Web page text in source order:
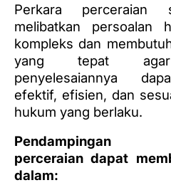
Perkara perceraian
melibatkan persoalan
kompleks dan
yang tepat
penyelesaiannya
efektif, efisien, dan
hukum yang berlaku.
Pendampingan
perceraian dapat
dalam: